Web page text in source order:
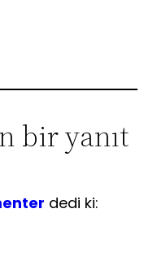
Online Mağaza
İletişim
bir yanıt
dedi ki: